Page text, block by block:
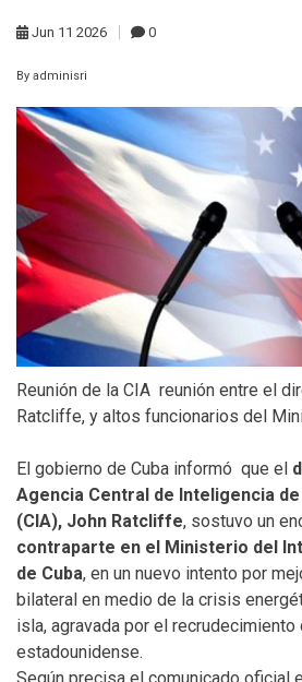
Jun 11 2026 0
By adminisri
Reunión de la CIA reunión entre el
Ratcliffe, y altos funcionarios del
El gobierno de Cuba informó que el
Agencia Central de Inteligencia
(CIA), John Ratcliffe, sostuvo un
contraparte en el Ministerio del
de Cuba, en un nuevo intento por
bilateral en medio de la crisis
isla, agravada por el recrudecimiento
estadounidense.